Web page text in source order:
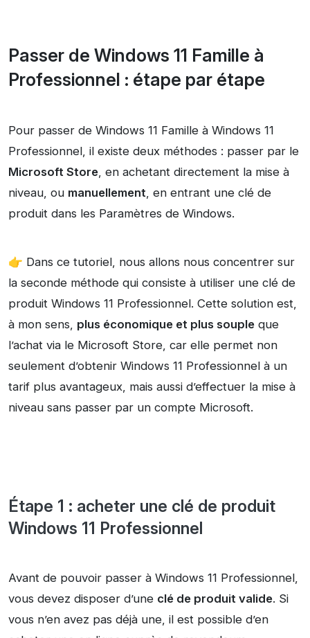
Passer de Windows 11 Famille à
Professionnel : étape par étape
Pour passer de Windows 11 Famille à Windows 11
Professionnel, il existe deux méthodes : passer par le
Microsoft Store, en achetant directement la mise à
niveau, ou manuellement, en entrant une clé de
produit dans les Paramètres de Windows.
👉 Dans ce tutoriel, nous allons nous concentrer sur
la seconde méthode qui consiste à utiliser une clé de
produit Windows 11 Professionnel. Cette solution est,
à mon sens, plus économique et plus souple que
l’achat via le Microsoft Store, car elle permet non
seulement d’obtenir Windows 11 Professionnel à un
tarif plus avantageux, mais aussi d’effectuer la mise à
niveau sans passer par un compte Microsoft.
Étape 1 : acheter une clé de produit
Windows 11 Professionnel
Avant de pouvoir passer à Windows 11 Professionnel,
vous devez disposer d’une clé de produit valide. Si
vous n’en avez pas déjà une, il est possible d’en